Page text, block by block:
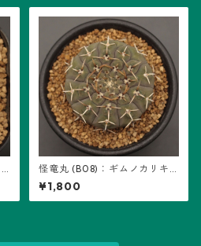
怪竜丸 (B08)：ギムノカリキ
ウム属 ※実生
¥1,800